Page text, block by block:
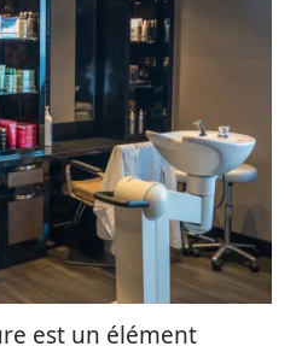
est un élément